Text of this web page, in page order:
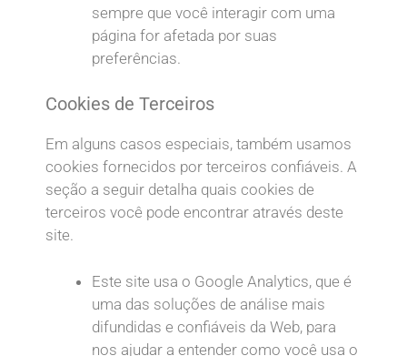
sempre que você interagir com uma
página for afetada por suas
preferências.
Cookies de Terceiros
Em alguns casos especiais, também usamos
cookies fornecidos por terceiros confiáveis. A
seção a seguir detalha quais cookies de
terceiros você pode encontrar através deste
site.
Este site usa o Google Analytics, que é
uma das soluções de análise mais
difundidas e confiáveis da Web, para
nos ajudar a entender como você usa o